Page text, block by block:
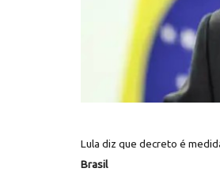
Lula diz que decreto é
Brasil